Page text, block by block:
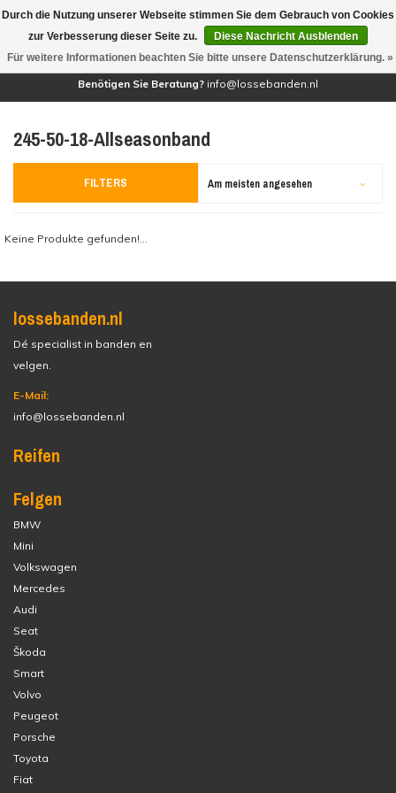
(0)
Benötigen Sie Beratung? info@lossebanden.nl
245-50-18-Allseasonband
FILTERS Am meisten angesehen
Keine Produkte gefunden!...
lossebanden.nl
Dé specialist in banden en
velgen.
E-Mail:
info@lossebanden.nl
Reifen
Felgen
BMW
Mini
Volkswagen
Mercedes
Audi
Seat
Škoda
Smart
Volvo
Peugeot
Porsche
Toyota
Fiat
Durch die Nutzung unserer Webseite stimmen Sie dem Gebrauch von Cookies
zur Verbesserung dieser Seite zu.
Diese Nachricht Ausblenden
Für weitere Informationen beachten Sie bitte unsere Datenschutzerklärung. »